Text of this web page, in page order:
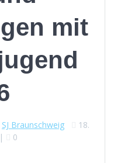
mit
SJ Braunschweig
18.
| 0